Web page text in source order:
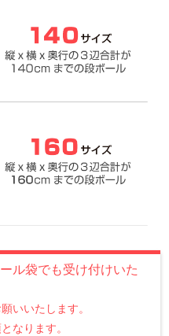
ル袋でも受け付けいた
いいたします。
なります。